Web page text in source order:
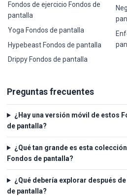
Fondos de ejercicio Fondos de
pantalla
Yoga Fondos de pantalla
Hypebeast Fondos de pantalla
Drippy Fondos de pantalla
Preguntas frecuentes
¿Hay una versión móvil de estos
de pantalla?
¿Qué tan grande es esta
Fondos de pantalla?
¿Qué debería explorar después
de pantalla?